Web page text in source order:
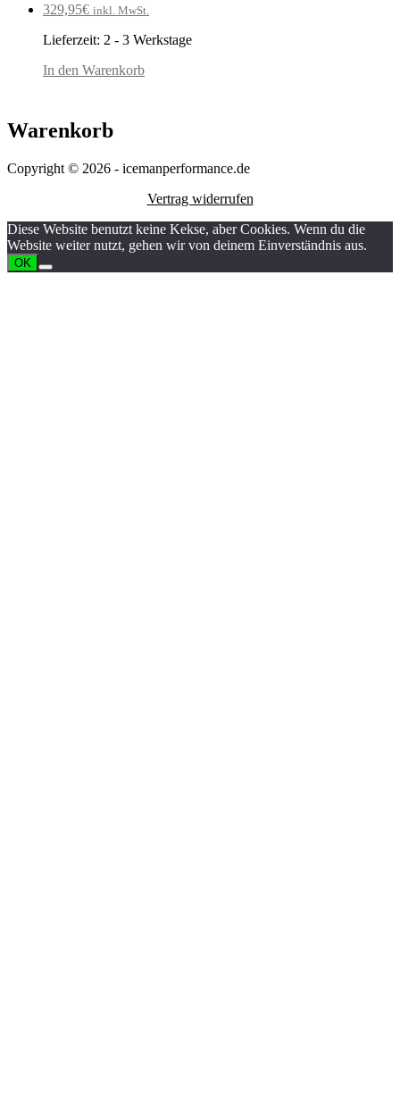
329,95€ inkl. MwSt.
Lieferzeit: 2 - 3 Werkstage
In den Warenkorb
Warenkorb
Copyright © 2026 - icemanperformance.de
Vertrag widerrufen
Diese Website benutzt keine Kekse, aber Cookies. Wenn du die
Website weiter nutzt, gehen wir von deinem Einverständnis aus.
OK